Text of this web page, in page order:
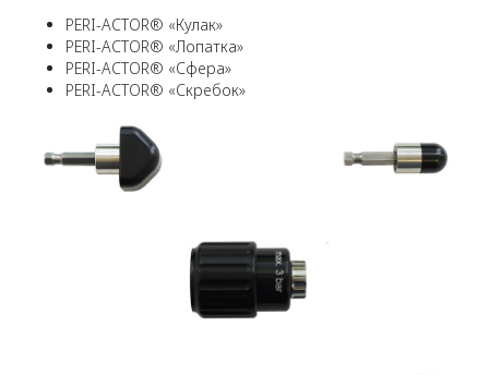
PERI-ACTOR® «Кулак»
PERI-ACTOR® «Лопатка»
PERI-ACTOR® «Сфера»
PERI-ACTOR® «Скребок»